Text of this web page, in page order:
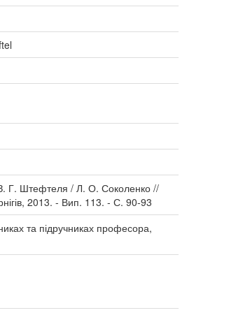
З. Г. Штефтеля / Л. О. Соколенко //
2013. - Вип. 113. - С. 90-93
та підручниках професора,